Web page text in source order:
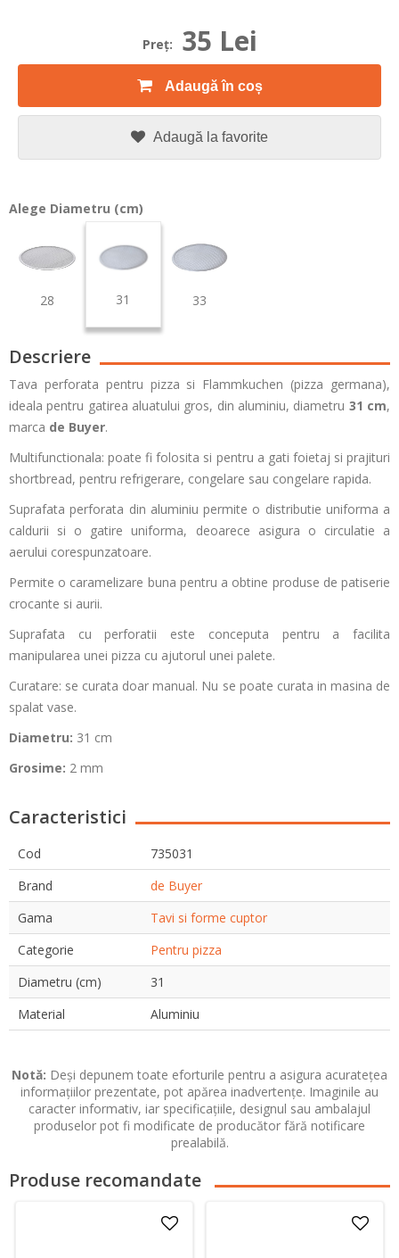
Preţ: 35 Lei
Adaugă în coș
Adaugă la favorite
Alege Diametru (cm)
28 31 33
Descriere
Tava perforata pentru pizza si Flammkuchen (pizza germana),
ideala pentru gatirea aluatului gros, din aluminiu, diametru 31 cm,
marca de Buyer.
Multifunctionala: poate fi folosita si pentru a gati foietaj si prajituri
shortbread, pentru refrigerare, congelare sau congelare rapida.
Suprafata perforata din aluminiu permite o distributie uniforma a
caldurii si o gatire uniforma, deoarece asigura o circulatie a
aerului corespunzatoare.
Permite o caramelizare buna pentru a obtine produse de patiserie
crocante si aurii.
Suprafata cu perforatii este conceputa pentru a facilita
manipularea unei pizza cu ajutorul unei palete.
Curatare: se curata doar manual. Nu se poate curata in masina de
spalat vase.
Diametru: 31 cm
Grosime: 2 mm
Caracteristici
Cod
735031
Brand
de Buyer
Gama
Tavi si forme cuptor
Categorie
Pentru pizza
Diametru (cm)
31
Material
Aluminiu
Notă: Deși depunem toate eforturile pentru a asigura acuratețea
informațiilor prezentate, pot apărea inadvertențe. Imaginile au
caracter informativ, iar specificațiile, designul sau ambalajul
produselor pot fi modificate de producător fără notificare
prealabilă.
Produse recomandate